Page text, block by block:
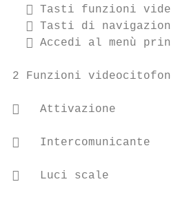
 Tasti funzioni
 Tasti di
 Accedi al menù
2 Funzioni
   Attivazione

   Luci scale